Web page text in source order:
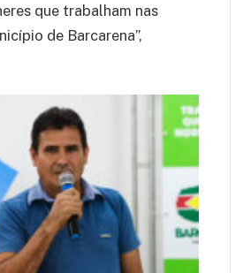
que trabalham nas
de Barcarena”,